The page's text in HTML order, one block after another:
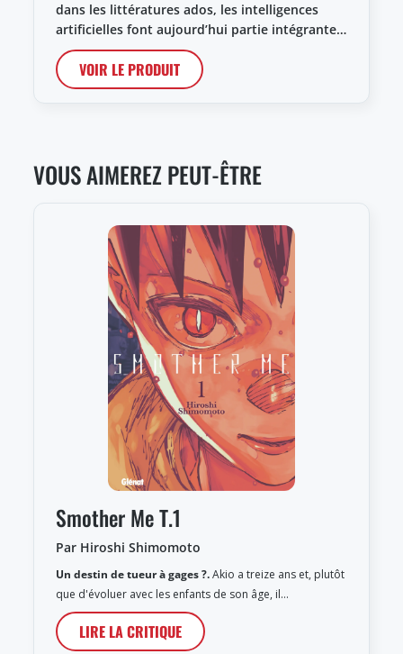
dans les littératures ados, les intelligences
artificielles font aujourd’hui partie intégrante…
VOIR LE PRODUIT
VOUS AIMEREZ PEUT-ÊTRE
Smother Me T.1
Par Hiroshi Shimomoto
Un destin de tueur à gages ?.Akio a treize ans et, plutôt
que d'évoluer avec les enfants de son âge, il…
LIRE LA CRITIQUE